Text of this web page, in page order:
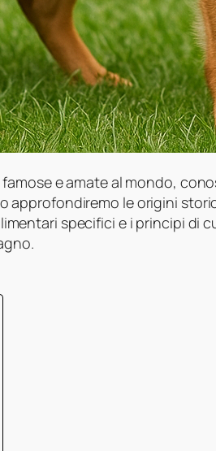
e amate al mondo,
approfondiremo le origini
specifici e i principi di